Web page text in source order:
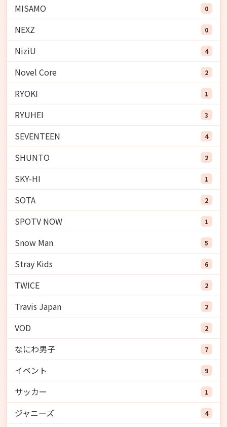
MISAMO 0
NEXZ 0
NiziU 4
Novel Core 2
RYOKI 1
RYUHEI 3
SEVENTEEN 4
SHUNTO 2
SKY-HI 1
SOTA 2
SPOTV NOW 1
Snow Man 5
Stray Kids 6
TWICE 2
Travis Japan 2
VOD 2
なにわ男子 7
イベント 9
サッカー 1
ジャニーズ 4